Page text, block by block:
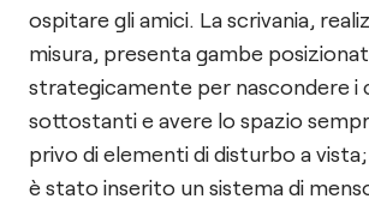
ospitare gli amici. La scrivania,
misura, presenta gambe
strategicamente per nascondere
sottostanti e avere lo spazio
privo di elementi di disturbo a
è stato inserito un sistema di